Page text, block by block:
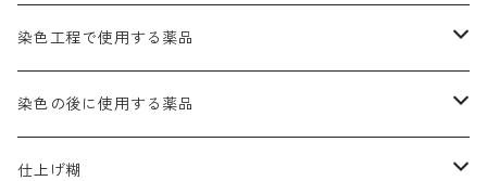
染料一覧ー100g入り
ダークグリンMG（定番の色合い）
グリーンMB｜緑色
茶色系
ダークブロンMFB｜こげ茶色
ブロンHNR｜こげ茶色
黒色系
ブラックMK（赤みの黒色）
白色系（定番の色合い）
カッチ｜茶系
霧島産・晩秋茶｜黄金色（赤みの黄色）｜準備中
54cm×54cm（バンダナ）｜端の始末も綿糸｜タグなし
ローダミンB｜赤紫色｜マゼンダ色
硫酸第一鉄｜鉄媒染剤
摺込み刷毛（スリコミハケ）ー夏毛（硬いタイプ）
摺込み刷毛（スリコミハケ）ー冬毛（柔らかいタイプ）
ローケツ筆
ローケツ用筆｜1本～販売
ローケツ用筆ー10%off｜20本セットお取り寄せ品
洋型紙（9番手｜中薄口、10番手｜中厚口）
有償サンプル品｜約20cm×27cm
張木｜入荷待ち
精練剤｜汚れ落とし剤｜針状マルセル石鹸
糊落とし剤｜ソルベンCA
濃染処理剤｜ソルバックスPS－900
染色工程で使用する薬品
染料の吸収促進剤
酢酸｜絹・羊毛・ナイロンに使用する
染料のムラ染め抑制剤（均染剤）
染色の後に使用する薬品
ソーピング剤｜未定着の染料を除去すること
仕上げ糊